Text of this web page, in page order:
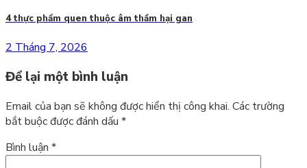
4 thực phẩm quen thuộc âm thầm hại gan
2 Tháng 7, 2026
Để lại một bình luận
Email của bạn sẽ không được hiển thị công khai. Các trường
bắt buộc được đánh dấu *
Bình luận *